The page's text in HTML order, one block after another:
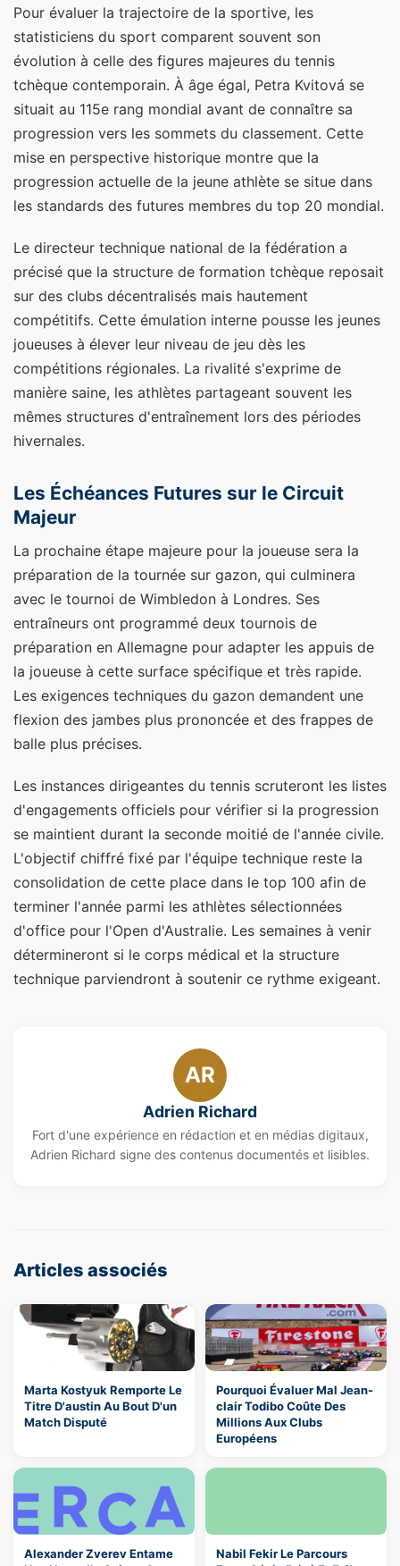
Pour évaluer la trajectoire de la sportive, les
statisticiens du sport comparent souvent son
évolution à celle des figures majeures du tennis
tchèque contemporain. À âge égal, Petra Kvitová se
situait au 115e rang mondial avant de connaître sa
progression vers les sommets du classement. Cette
mise en perspective historique montre que la
progression actuelle de la jeune athlète se situe dans
les standards des futures membres du top 20 mondial.
Le directeur technique national de la fédération a
précisé que la structure de formation tchèque reposait
sur des clubs décentralisés mais hautement
compétitifs. Cette émulation interne pousse les jeunes
joueuses à élever leur niveau de jeu dès les
compétitions régionales. La rivalité s'exprime de
manière saine, les athlètes partageant souvent les
mêmes structures d'entraînement lors des périodes
hivernales.
Les Échéances Futures sur le Circuit
Majeur
La prochaine étape majeure pour la joueuse sera la
préparation de la tournée sur gazon, qui culminera
avec le tournoi de Wimbledon à Londres. Ses
entraîneurs ont programmé deux tournois de
préparation en Allemagne pour adapter les appuis de
la joueuse à cette surface spécifique et très rapide.
Les exigences techniques du gazon demandent une
flexion des jambes plus prononcée et des frappes de
balle plus précises.
Les instances dirigeantes du tennis scruteront les listes
d'engagements officiels pour vérifier si la progression
se maintient durant la seconde moitié de l'année civile.
L'objectif chiffré fixé par l'équipe technique reste la
consolidation de cette place dans le top 100 afin de
terminer l'année parmi les athlètes sélectionnées
d'office pour l'Open d'Australie. Les semaines à venir
détermineront si le corps médical et la structure
technique parviendront à soutenir ce rythme exigeant.
AR
Adrien Richard
Fort d'une expérience en rédaction et en médias digitaux,
Adrien Richard signe des contenus documentés et lisibles.
Articles associés
Marta Kostyuk Remporte Le
Titre D'austin Au Bout D'un
Match Disputé
Pourquoi Évaluer Mal Jean-
clair Todibo Coûte Des
Millions Aux Clubs
Européens
Alexander Zverev Entame
Nabil Fekir Le Parcours